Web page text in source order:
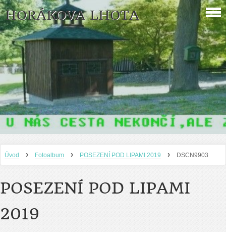
HORÁKOVA LHOTA
Úvod › Fotoalbum › POSEZENÍ POD LIPAMI 2019 › DSCN9903
POSEZENÍ POD LIPAMI
2019